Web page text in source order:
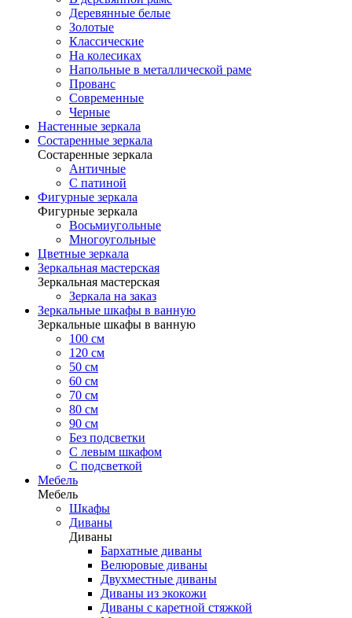
Деревянные белые
Золотые
Классические
На колесиках
Напольные в металлической раме
Прованс
Современные
Черные
Настенные зеркала
Состаренные зеркала
Состаренные зеркала
Античные
С патиной
Фигурные зеркала
Фигурные зеркала
Восьмиугольные
Многоугольные
Цветные зеркала
Зеркальная мастерская
Зеркальная мастерская
Зеркала на заказ
Зеркальные шкафы в ванную
Зеркальные шкафы в ванную
100 см
120 см
50 см
60 см
70 см
80 см
90 см
Без подсветки
С левым шкафом
С подсветкой
Мебель
Мебель
Шкафы
Диваны
Диваны
Бархатные диваны
Велюровые диваны
Двухместные диваны
Диваны из экокожи
Диваны с каретной стяжкой